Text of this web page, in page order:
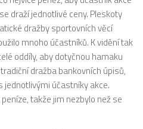
draží jednotlivé ceny. Pleskoty
dražby sportovních věcí
mnoho účastníků. K vidění tak
oddíly, aby dotyčnou hamaku
dražba bankovních úpisů,
jednotlivými účastníky akce.
takže jim nezbylo než se